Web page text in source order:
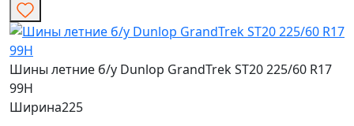
Шины летние б/у Dunlop GrandTrek ST20 225/60 R17
99H
Ширина225